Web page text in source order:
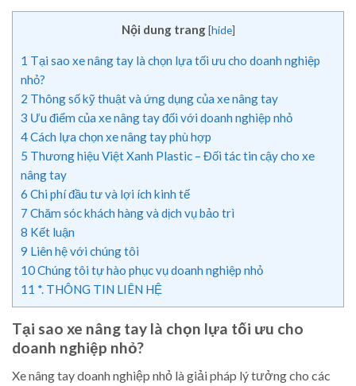
Nội dung trang [hide]
1 Tại sao xe nâng tay là chọn lựa tối ưu cho doanh nghiệp
nhỏ?
2 Thông số kỹ thuật và ứng dụng của xe nâng tay
3 Ưu điểm của xe nâng tay đối với doanh nghiệp nhỏ
4Cách lựa chọn xe nâng tay phù hợp
5 Thương hiệu Việt Xanh Plastic – Đối tác tin cậy cho xe
nâng tay
6 Chi phí đầu tư và lợi ích kinh tế
7 Chăm sóc khách hàng và dịch vụ bảo trì
8 Kết luận
9 Liên hệ với chúng tôi
10Chúng tôi tự hào phục vụ doanh nghiệp nhỏ
11 *. THÔNG TIN LIÊN HỆ
Tại sao xe nâng tay là chọn lựa tối ưu cho
doanh nghiệp nhỏ?
Xe nâng tay doanh nghiệp nhỏ là giải pháp lý tưởng cho các